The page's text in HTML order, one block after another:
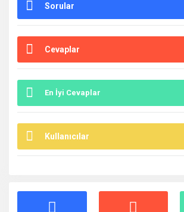
Sorular
Cevaplar
En İyi Cevaplar
Kullanıcılar
İstatistikler